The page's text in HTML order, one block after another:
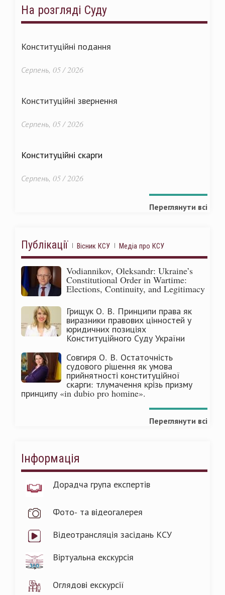
На розгляді Суду
Конституційні подання
Серпень, 05 / 2026
Конституційні звернення
Серпень, 05 / 2026
Конституційні скарги
Серпень, 05 / 2026
Переглянути всі
Публікації Вісник КСУ Медіа про КСУ
Vodiannikov, Oleksandr: Ukraine’s
Constitutional Order in Wartime:
Elections, Continuity, and Legitimacy
Грищук О. В. Принципи права як
виразники правових цінностей у
юридичних позиціях
Конституційного Суду України
Совгиря О. В. Остаточність
судового рішення як умова
прийнятності конституційної
скарги: тлумачення крізь призму
принципу «in dubio pro homine».
Переглянути всі
Інформація
Дорадча група експертів
Фото- та відеогалерея
Відеотрансляція засідань КСУ
Віртуальна екскурсія
Оглядові екскурсії